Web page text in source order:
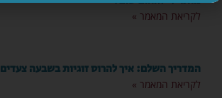
לקריאת המאמר »
המדריך השלם: איך להרוס זוגיות בשבעה צעדים
לקריאת המאמר »